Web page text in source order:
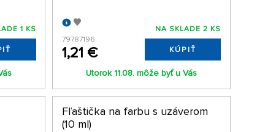
1 KS
79787196
1,21 €
NA SKLADE 2 KS
KÚPIŤ
Utorok 11.08. môže byť u Vás
Fľaštička na farbu s uzáverom
(10 ml)